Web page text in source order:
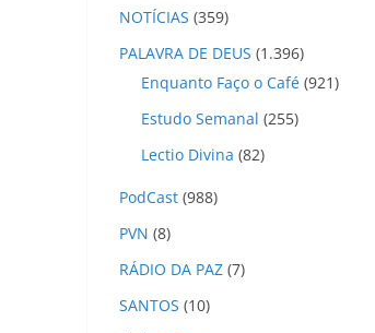
NOTÍCIAS (359)
PALAVRA DE DEUS (1.396)
Enquanto Faço o Café (921)
Estudo Semanal (255)
Lectio Divina (82)
PodCast (988)
PVN (8)
RÁDIO DA PAZ (7)
SANTOS (10)